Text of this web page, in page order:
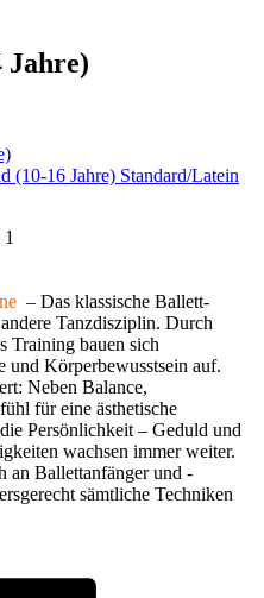
Jahre)
(10-16 Jahre) Standard/Latein
– Das klassische Ballett-
Tanzdisziplin. Durch
Training bauen sich
und Körperbewusstsein auf.
Neben Balance,
für eine ästhetische
Persönlichkeit – Geduld und
wachsen immer weiter.
an Ballettanfänger und -
sämtliche Techniken